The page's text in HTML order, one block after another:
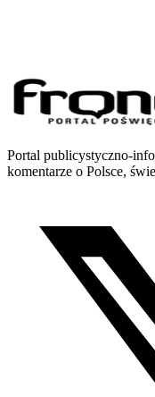
Portal publicystyczno-
komentarze o Polsce,